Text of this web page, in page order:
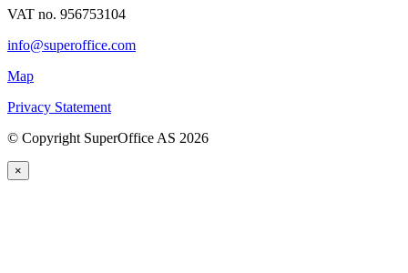
VAT no. 956753104
info@superoffice.com
Map
Privacy Statement
© Copyright SuperOffice AS 2026
×